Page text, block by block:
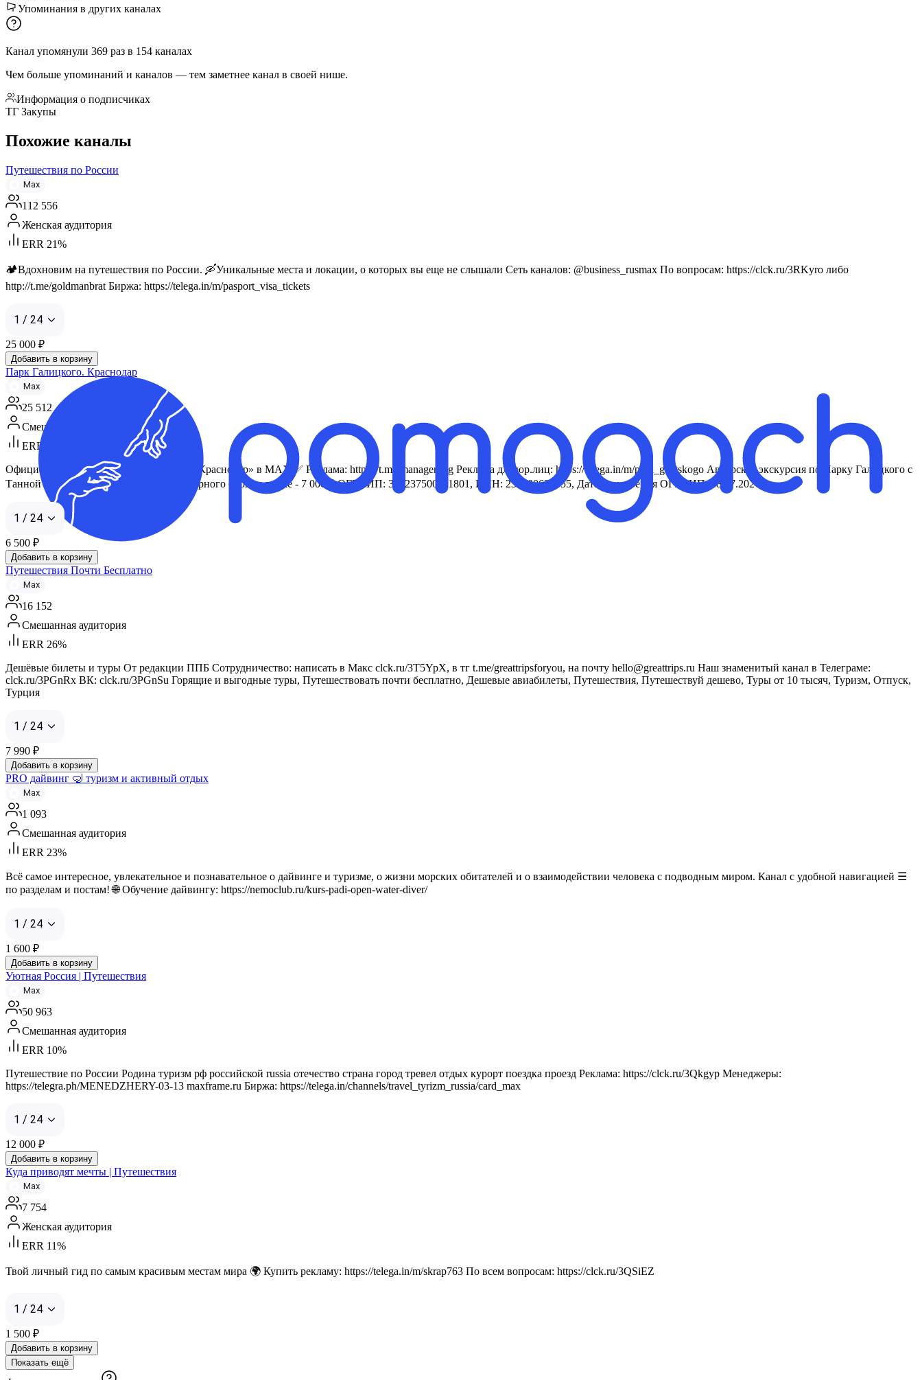
Упоминания в других каналах
Канал упомянули 369 раз в 154 каналах
Чем больше упоминаний и каналов — тем заметнее канал в своей нише.
Информация о подписчиках
ТГ Закупы
Похожие каналы
Путешествия по России
Max
112 556
Женская аудитория
ERR 21%
🏕️Вдохновим на путешествия по России. 🛶Уникальные места и локации, о которых вы еще не слышали Сеть каналов: @business_rusmax По вопросам: https://clck.ru/3RKyro либо
http://t.me/goldmanbrat Биржа: https://telega.in/m/pasport_visa_tickets
1 / 24
25 000 ₽
Добавить в корзину
Парк Галицкого. Краснодар
Max
25 512
Смешанная аудитория
ERR 27%
Официальный канал «Парка Галицкого. Краснодар» в МАХ ✅ Реклама: https://t.me/manager_pg Реклама для юр.лиц: https://telega.in/m/park_galitskogo Авторская экскурсия по Парку Галицкого с
Танной Кэрролл, автором самого популярного блога о парке - 7 000 ₽ ОГРНИП: 324237500311801, ИНН: 230500629955, Дата присвоения ОГРНИП: 18.07.2024
1 / 24
6 500 ₽
Добавить в корзину
Путешествия Почти Бесплатно
Max
16 152
Смешанная аудитория
ERR 26%
Дешёвые билеты и туры От редакции ППБ Сотрудничество: написать в Макс clck.ru/3T5YpX, в тг t.me/greattripsforyou, на почту hello@greattrips.ru Наш знаменитый канал в Телеграме:
clck.ru/3PGnRx ВК: clck.ru/3PGnSu Горящие и выгодные туры, Путешествовать почти бесплатно, Дешевые авиабилеты, Путешествия, Путешествуй дешево, Туры от 10 тысяч, Туризм, Отпуск,
Турция
1 / 24
7 990 ₽
Добавить в корзину
PRO дайвинг 🤿 туризм и активный отдых
Max
1 093
Смешанная аудитория
ERR 23%
Всё самое интересное, увлекательное и познавательное о дайвинге и туризме, о жизни морских обитателей и о взаимодействии человека с подводным миром. Канал с удобной навигацией ☰
по разделам и постам! 🌐 Обучение дайвингу: https://nemoclub.ru/kurs-padi-open-water-diver/
1 / 24
1 600 ₽
Добавить в корзину
Уютная Россия | Путешествия
Max
50 963
Смешанная аудитория
ERR 10%
Путешествие по России Родина туризм рф российской russia отечество страна город тревел отдых курорт поездка проезд Реклама: https://clck.ru/3Qkgyp Менеджеры:
https://telegra.ph/MENEDZHERY-03-13 maxframe.ru Биржа: https://telega.in/channels/travel_tyrizm_russia/card_max
1 / 24
12 000 ₽
Добавить в корзину
Куда приводят мечты | Путешествия
Max
7 754
Женская аудитория
ERR 11%
Твой личный гид по самым красивым местам мира 🌍 Купить рекламу: https://telega.in/m/skrap763 По всем вопросам: https://clck.ru/3QSiEZ
1 / 24
1 500 ₽
Добавить в корзину
Показать ещё